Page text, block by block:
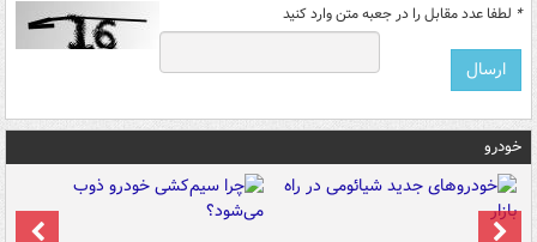
* لطفا عدد مقابل را در جعبه متن وارد کنید
خودرو